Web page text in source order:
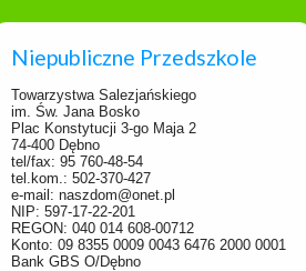
Niepubliczne Przedszkole
Towarzystwa Salezjańskiego
im. Św. Jana Bosko
Plac Konstytucji 3-go Maja 2
74-400 Dębno
tel/fax: 95 760-48-54
tel.kom.: 502-370-427
e-mail: naszdom@onet.pl
NIP: 597-17-22-201
REGON: 040 014 608-00712
Konto: 09 8355 0009 0043 6476 2000 0001
Bank GBS O/Dębno